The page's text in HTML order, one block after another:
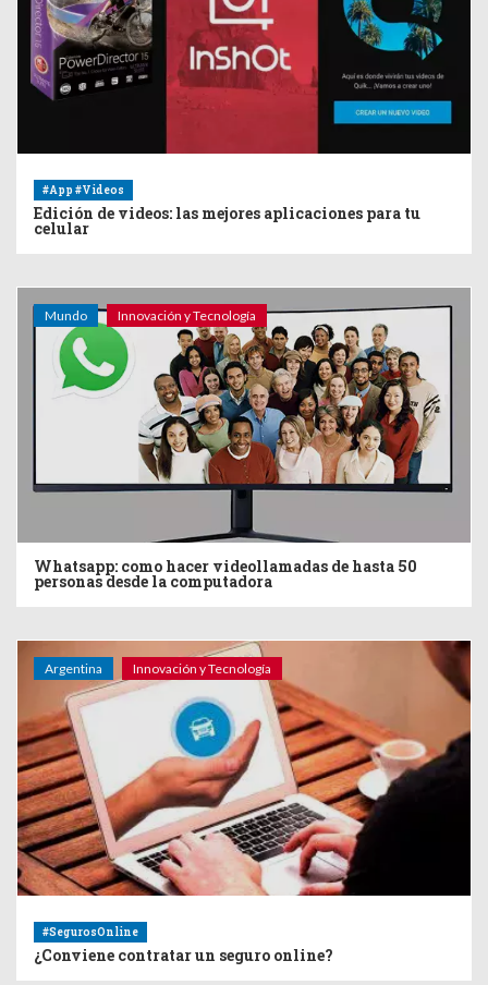
#App #Videos
Edición de videos: las mejores aplicaciones para tu
celular
Mundo Innovación y Tecnología
Whatsapp: como hacer videollamadas de hasta 50
personas desde la computadora
Argentina Innovación y Tecnología
#SegurosOnline
¿Conviene contratar un seguro online?